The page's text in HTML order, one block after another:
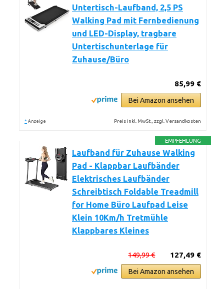
Untertisch-Laufband, 2,5 PS
Walking Pad mit Fernbedienung
und LED-Display, tragbare
Untertischunterlage für
Zuhause/Büro
85,99 €
Bei Amazon ansehen
* Anzeige Preis inkl. MwSt., zzgl. Versandkosten
EMPFEHLUNG
Laufband für Zuhause Walking
Pad - Klappbar Laufbänder
Elektrisches Laufbänder
Schreibtisch Foldable Treadmill
for Home Büro Laufpad Leise
Klein 10Km/h Tretmühle
Klappbares Kleines
127,49 €
149,99 €
Bei Amazon ansehen